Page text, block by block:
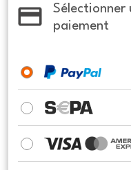
Sélectionner
paiement